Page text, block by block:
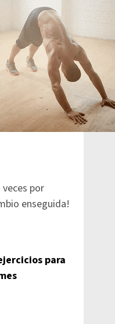
por
enseguida!
para